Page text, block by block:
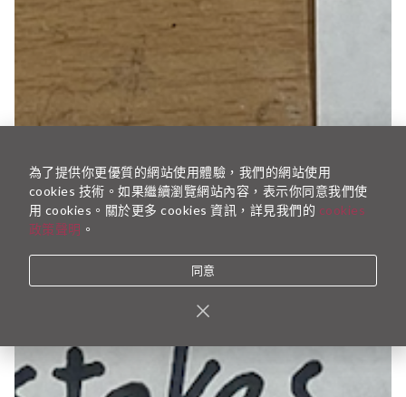
為了提供你更優質的網站使用體驗，我們的網站使用
cookies 技術。如果繼續瀏覽網站內容，表示你同意我們使
用 cookies。關於更多 cookies 資訊，詳見我們的 cookies
政策聲明 。
同意